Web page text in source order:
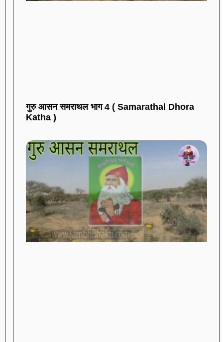
गुरु आसन समराथल भाग 4 ( Samarathal Dhora
Katha )